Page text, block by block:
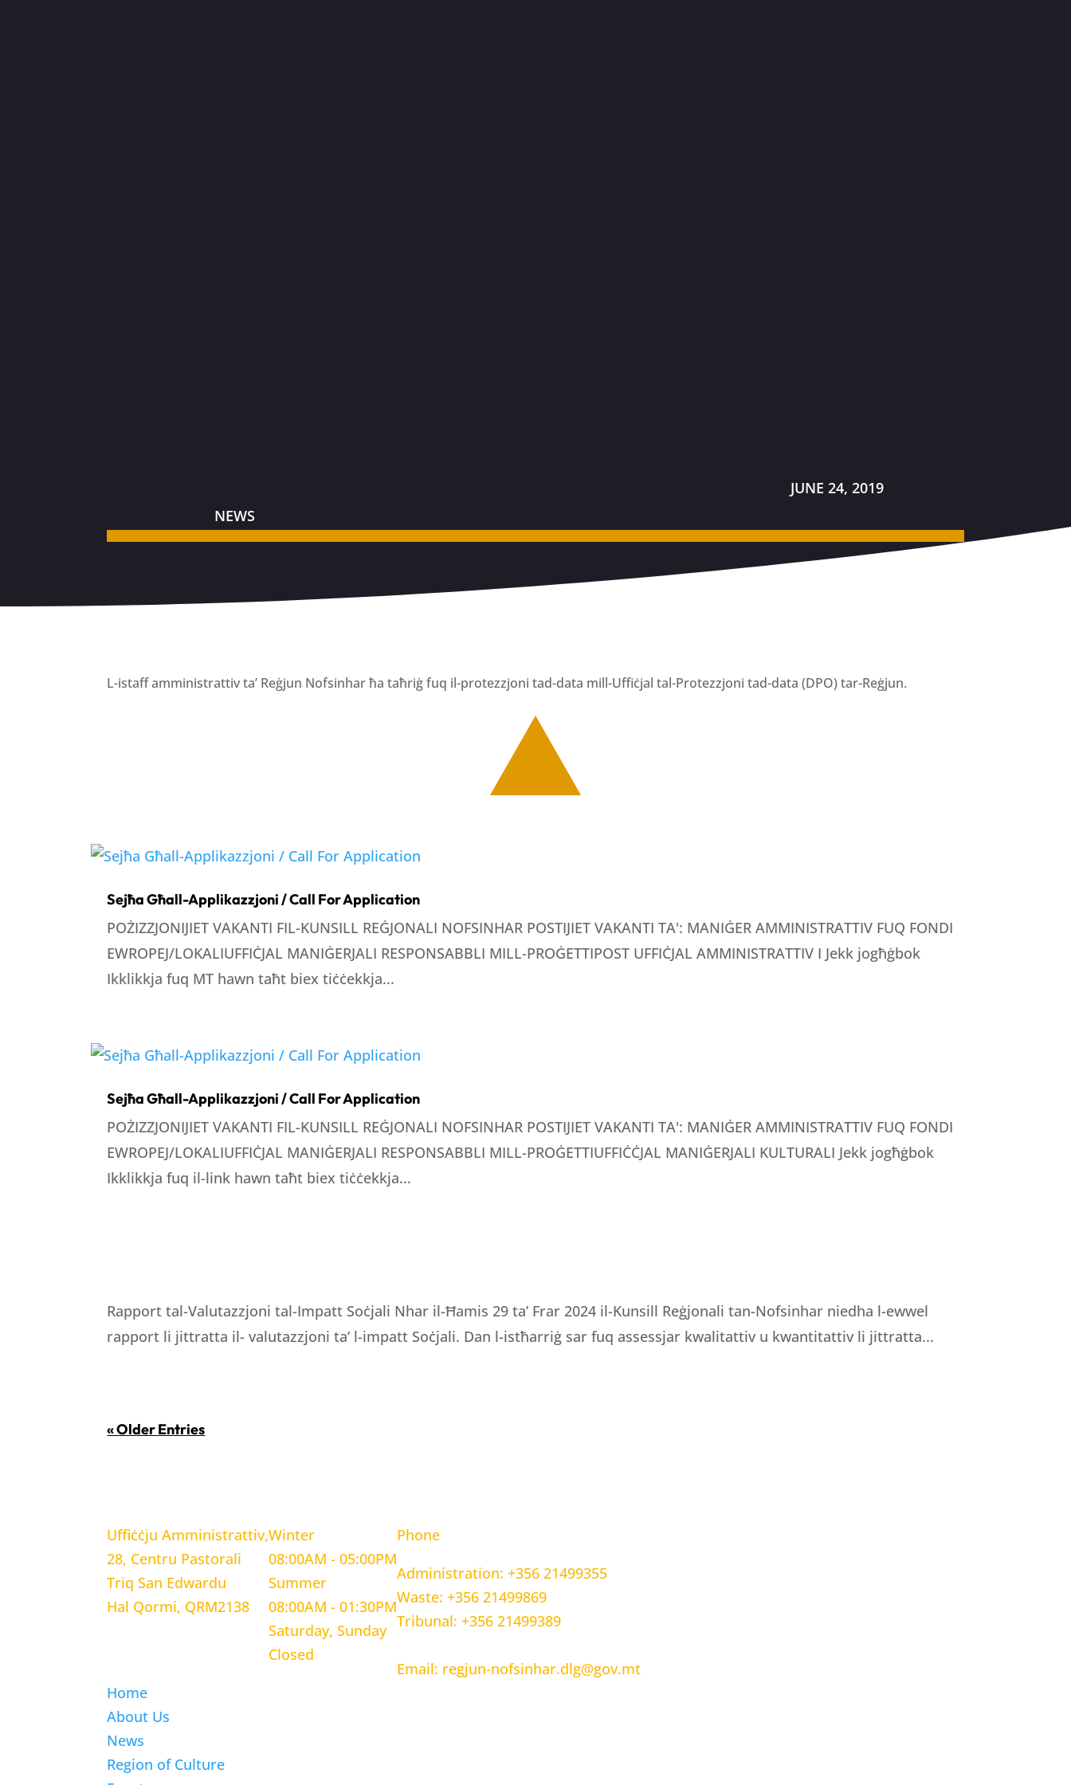
NEWS
JUNE 24, 2019
L-istaff amministrattiv ta’ Reġjun Nofsinhar ħa taħriġ fuq il-protezzjoni tad-data mill-Uffiċjal tal-Protezzjoni tad-data (DPO) tar-Reġjun.
Sejħa Għall-Applikazzjoni / Call For Application
POŻIZZJONIJIET VAKANTI FIL-KUNSILL REĠJONALI NOFSINHAR POSTIJIET VAKANTI TA': MANIĠER AMMINISTRATTIV FUQ FONDI
EWROPEJ/LOKALIUFFIĊJAL MANIĠERJALI RESPONSABBLI MILL-PROĠETTIPOST UFFIĊJAL AMMINISTRATTIV I Jekk jogħġbok
Ikklikkja fuq MT hawn taħt biex tiċċekkja...
Sejħa Għall-Applikazzjoni / Call For Application
POŻIZZJONIJIET VAKANTI FIL-KUNSILL REĠJONALI NOFSINHAR POSTIJIET VAKANTI TA': MANIĠER AMMINISTRATTIV FUQ FONDI
EWROPEJ/LOKALIUFFIĊJAL MANIĠERJALI RESPONSABBLI MILL-PROĠETTIUFFIĊĊJAL MANIĠERJALI KULTURALI Jekk jogħġbok
Ikklikkja fuq il-link hawn taħt biex tiċċekkja...
Rapport tal-Valutazzjoni tal-Impatt Soċjali Nhar il-Ħamis 29 ta’ Frar 2024 il-Kunsill Reġjonali tan-Nofsinhar niedha l-ewwel
rapport li jittratta il- valutazzjoni ta’ l-impatt Soċjali. Dan l-istħarriġ sar fuq assessjar kwalitattiv u kwantitattiv li jittratta...
« Older Entries
Uffiċċju Amministrattiv,
28, Centru Pastorali
Triq San Edwardu
Hal Qormi, QRM2138
Winter
08:00AM - 05:00PM
Summer
08:00AM - 01:30PM
Saturday, Sunday
Closed
Phone
Administration: +356 21499355
Waste: +356 21499869
Tribunal: +356 21499389
Email: regjun-nofsinhar.dlg@gov.mt
Home
About Us
News
Region of Culture